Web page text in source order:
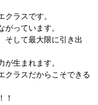
クラスです。
がっています。
そして最大限に引き出
が生まれます。
クラスだからこそできる
！